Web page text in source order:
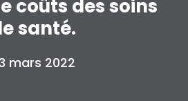
avec nous
Presse
Action
coûts des soins
santé.
mars 2022